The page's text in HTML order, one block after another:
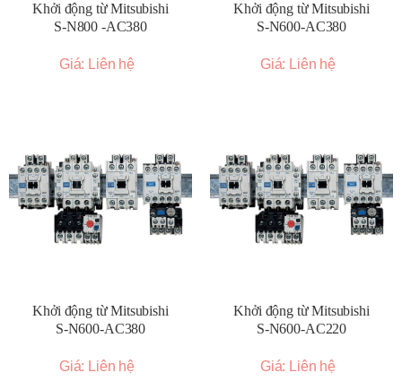
Khởi động từ Mitsubishi
S-N800 -AC380
Giá: Liên hệ
Khởi động từ Mitsubishi
S-N600-AC380
Giá: Liên hệ
Khởi động từ Mitsubishi
S-N600-AC380
Giá: Liên hệ
Khởi động từ Mitsubishi
S-N600-AC220
Giá: Liên hệ